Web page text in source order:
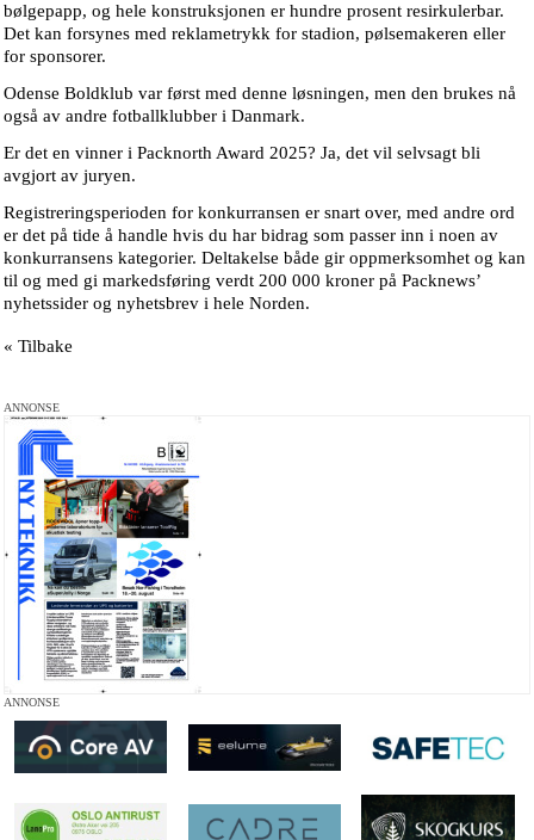
bølgepapp, og hele konstruksjonen er hundre prosent resirkulerbar.
Det kan forsynes med reklametrykk for stadion, pølsemakeren eller
for sponsorer.
Odense Boldklub var først med denne løsningen, men den brukes nå
også av andre fotballklubber i Danmark.
Er det en vinner i Packnorth Award 2025? Ja, det vil selvsagt bli
avgjort av juryen.
Registreringsperioden for konkurransen er snart over, med andre ord
er det på tide å handle hvis du har bidrag som passer inn i noen av
konkurransens kategorier. Deltakelse både gir oppmerksomhet og kan
til og med gi markedsføring verdt 200 000 kroner på Packnews’
nyhetssider og nyhetsbrev i hele Norden.
« Tilbake
ANNONSE
ANNONSE